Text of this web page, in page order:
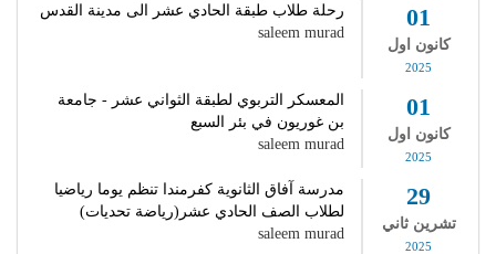
01
كانون اول
2025
رحلة طلاب طبقة الحادي عشر الى مدينة القدس
saleem murad
01
كانون اول
2025
المعسكر التربوي لطبقة الثواني عشر - جامعة
بن غوريون في بئر السبع
saleem murad
29
تشرين ثاني
2025
مدرسة آفاق الثانوية كفرمندا تنظم يوما رياضيا
لطلاب الصف الحادي عشر(رياضة تحديات)
saleem murad